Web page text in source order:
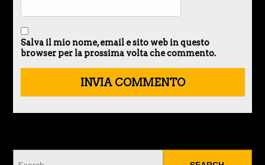
Salva il mio nome, email e sito web in questo
browser per la prossima volta che commento.